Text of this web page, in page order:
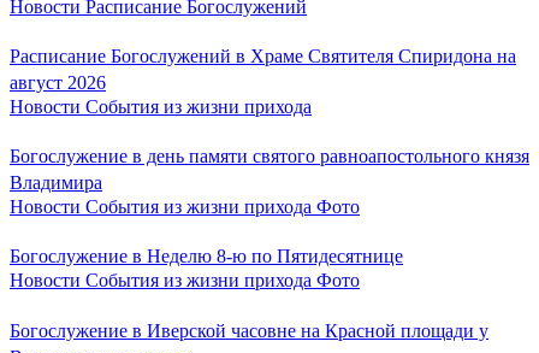
Июль 2024
Июнь 2024
Май 2024
Апрель 2024
Февраль 2024
Январь 2024
Декабрь 2023
Ноябрь 2023
Сентябрь 2023
Август 2023
Июнь 2023
Новости Расписание Богослужений
Расписание Богослужений в Храме Святителя Спиридона на
август 2026
Новости События из жизни прихода
Богослужение в день памяти святого равноапостольного князя
Владимира
Новости События из жизни прихода Фото
Богослужение в Неделю 8-ю по Пятидесятнице
Новости События из жизни прихода Фото
Богослужение в Иверской часовне на Красной площади у